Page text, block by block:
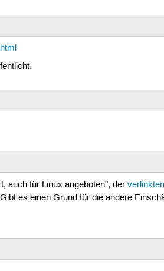
auch für Linux angeboten", der
es einen Grund für die andere